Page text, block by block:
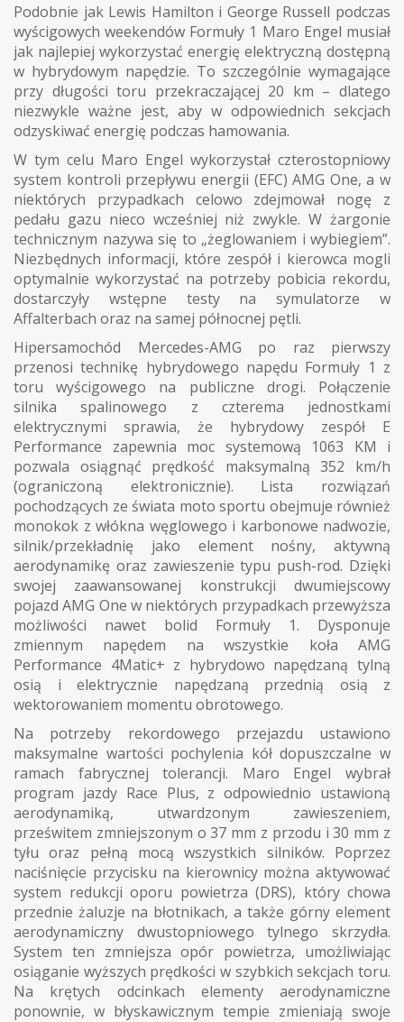
Podobnie jak Lewis Hamilton i George Russell podczas
wyścigowych weekendów Formuły 1 Maro Engel musiał
jak najlepiej wykorzystać energię elektryczną dostępną
w hybrydowym napędzie. To szczególnie wymagające
przy długości toru przekraczającej 20 km – dlatego
niezwykle ważne jest, aby w odpowiednich sekcjach
odzyskiwać energię podczas hamowania.
W tym celu Maro Engel wykorzystał czterostopniowy
system kontroli przepływu energii (EFC) AMG One, a w
niektórych przypadkach celowo zdejmował nogę z
pedału gazu nieco wcześniej niż zwykle. W żargonie
technicznym nazywa się to „żeglowaniem i wybiegiem”.
Niezbędnych informacji, które zespół i kierowca mogli
optymalnie wykorzystać na potrzeby pobicia rekordu,
dostarczyły wstępne testy na symulatorze w
Affalterbach oraz na samej północnej pętli.
Hipersamochód Mercedes-AMG po raz pierwszy
przenosi technikę hybrydowego napędu Formuły 1 z
toru wyścigowego na publiczne drogi. Połączenie
silnika spalinowego z czterema jednostkami
elektrycznymi sprawia, że hybrydowy zespół E
Performance zapewnia moc systemową 1063 KM i
pozwala osiągnąć prędkość maksymalną 352 km/h
(ograniczoną elektronicznie). Lista rozwiązań
pochodzących ze świata moto sportu obejmuje również
monokok z włókna węglowego i karbonowe nadwozie,
silnik/przekładnię jako element nośny, aktywną
aerodynamikę oraz zawieszenie typu push-rod. Dzięki
swojej zaawansowanej konstrukcji dwumiejscowy
pojazd AMG One w niektórych przypadkach przewyższa
możliwości nawet bolid Formuły 1. Dysponuje
zmiennym napędem na wszystkie koła AMG
Performance 4Matic+ z hybrydowo napędzaną tylną
osią i elektrycznie napędzaną przednią osią z
wektorowaniem momentu obrotowego.
Na potrzeby rekordowego przejazdu ustawiono
maksymalne wartości pochylenia kół dopuszczalne w
ramach fabrycznej tolerancji. Maro Engel wybrał
program jazdy Race Plus, z odpowiednio ustawioną
aerodynamiką, utwardzonym zawieszeniem,
prześwitem zmniejszonym o 37 mm z przodu i 30 mm z
tyłu oraz pełną mocą wszystkich silników. Poprzez
naciśnięcie przycisku na kierownicy można aktywować
system redukcji oporu powietrza (DRS), który chowa
przednie żaluzje na błotnikach, a także górny element
aerodynamiczny dwustopniowego tylnego skrzydła.
System ten zmniejsza opór powietrza, umożliwiając
osiąganie wyższych prędkości w szybkich sekcjach toru.
Na krętych odcinkach elementy aerodynamiczne
ponownie, w błyskawicznym tempie zmieniają swoje